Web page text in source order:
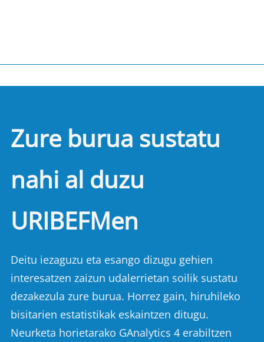
Zure burua sustatu
nahi al duzu
URIBEFMen
Deitu iezaguzu eta esango dizugu gehien
interesatzen zaizun udalerrietan soilik sustatu
dezakezula zure burua. Horrez gain, hiruhileko
bisitarien estatistikak eskaintzen ditugu.
Neurketa horietarako GAnalytics 4 erabiltzen